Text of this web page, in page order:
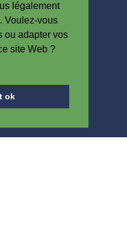
légalement
Voulez-vous
ou adapter vos
site Web ?
ok